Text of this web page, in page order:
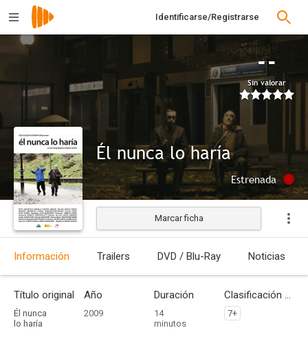
Identificarse/Registrarse
--
Sin valorar
Él nunca lo haría
Estrenada
Marcar ficha
Información Trailers DVD / Blu-Ray Noticias
Título original
Él nunca
lo haría
Año
2009
Duración
14
minutos
Clasificación por edades
7+